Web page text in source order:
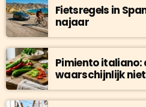
Fietsregels in
najaar
Pimiento italiano:
waarschijnlijk